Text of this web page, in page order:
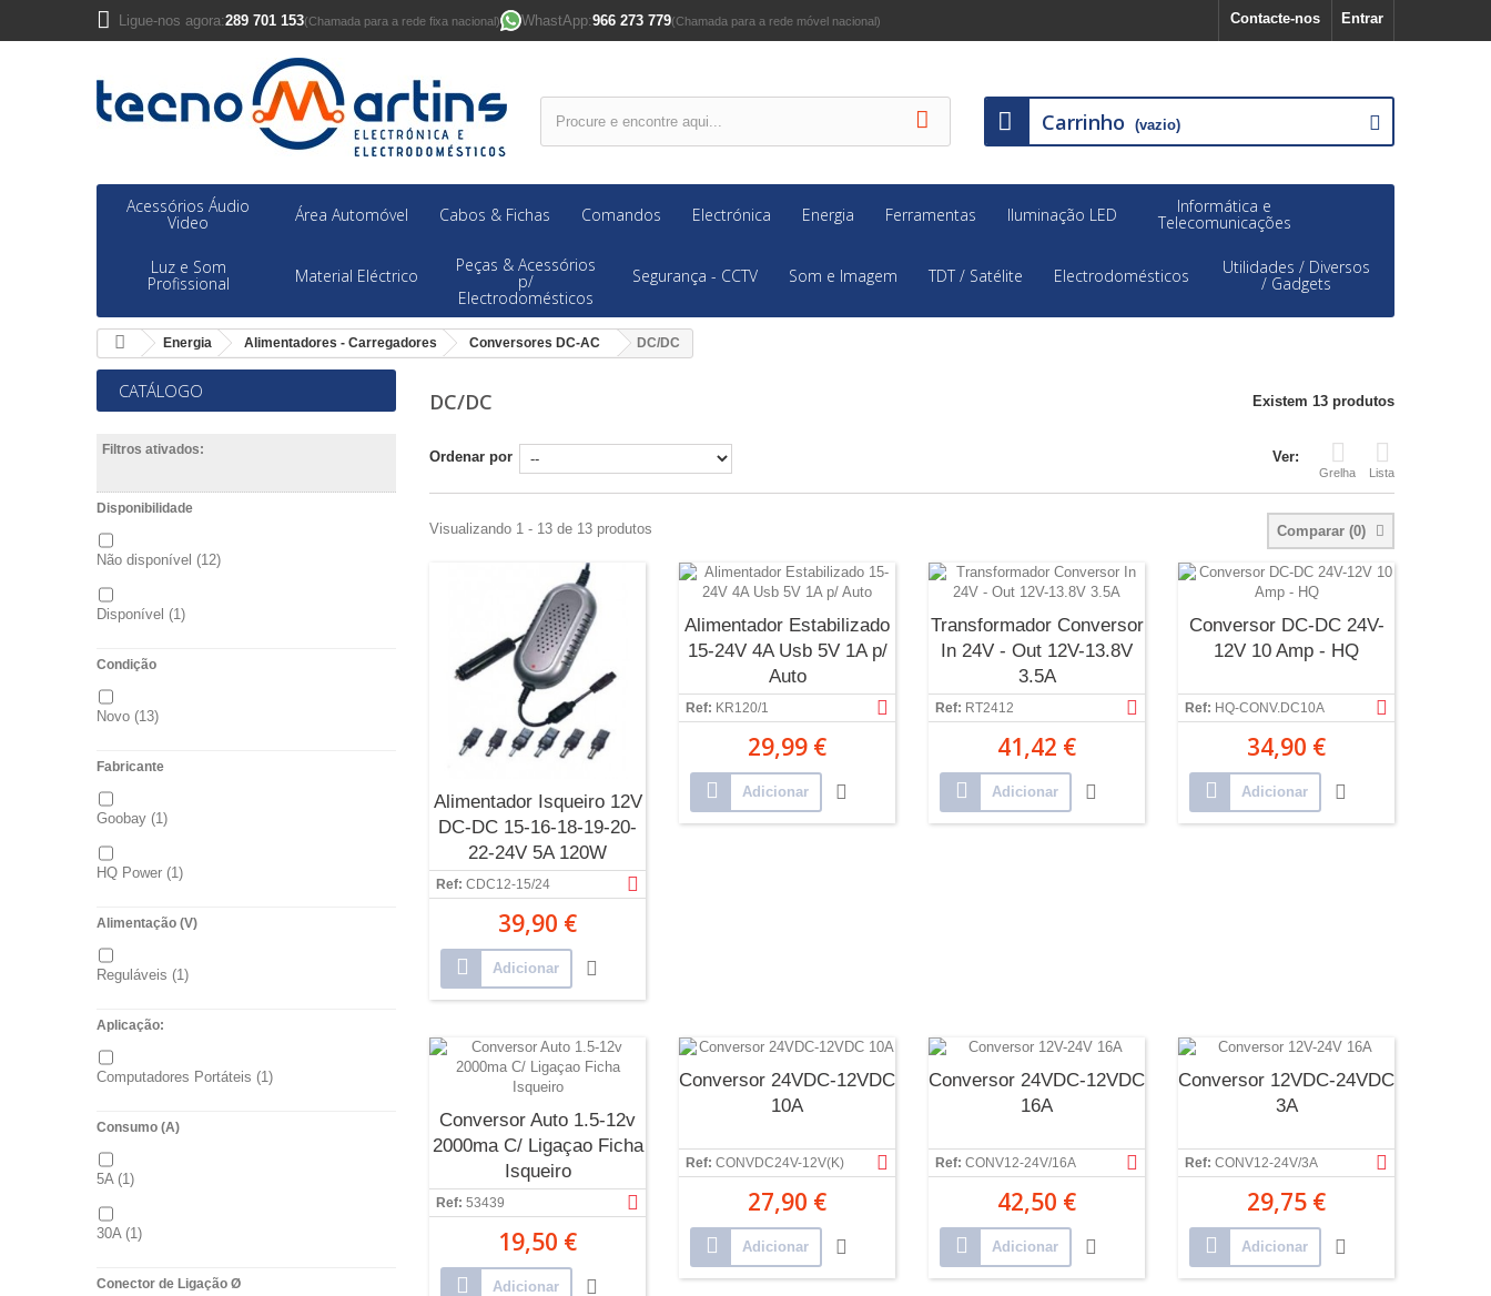
Entrar
Contacte-nos
Ligue-nos agora:289 701 153(Chamada para a rede fixa nacional) WhastApp:966 273 779(Chamada para a rede móvel nacional)
Carrinho (vazio)
Acessórios Áudio
Video Área Automóvel Cabos & Fichas Comandos Electrónica Energia Ferramentas Iluminação LED Informática e
Telecomunicações
Luz e Som
Profissional Material Eléctrico
Peças & Acessórios
p/
Electrodomésticos
Segurança - CCTV Som e Imagem TDT / Satélite Electrodomésticos Utilidades / Diversos
/ Gadgets
Energia Alimentadores - Carregadores Conversores DC-AC DC/DC
CATÁLOGO
Filtros ativados:
Disponibilidade
Não disponível (12)
Disponível (1)
Condição
Novo (13)
Fabricante
Goobay (1)
HQ Power (1)
Alimentação (V)
Reguláveis (1)
Aplicação:
Computadores Portáteis (1)
Consumo (A)
5A (1)
30A (1)
Conector de Ligação Ø
DC/DC Existem 13 produtos
Ver:
Grelha Lista
Ordenar por
Comparar (0)
Visualizando 1 - 13 de 13 produtos
Alimentador Isqueiro 12V
DC-DC 15-16-18-19-20-
22-24V 5A 120W
Ref: CDC12-15/24
39,90 €
Adicionar
Alimentador Estabilizado
15-24V 4A Usb 5V 1A p/
Auto
Ref: KR120/1
29,99 €
Adicionar
Transformador Conversor
In 24V - Out 12V-13.8V
3.5A
Ref: RT2412
41,42 €
Adicionar
Conversor DC-DC 24V-
12V 10 Amp - HQ
Ref: HQ-CONV.DC10A
34,90 €
Adicionar
Conversor Auto 1.5-12v
2000ma C/ Ligaçao Ficha
Isqueiro
Ref: 53439
19,50 €
Adicionar
Conversor 24VDC-12VDC
10A
Ref: CONVDC24V-12V(K)
27,90 €
Adicionar
Conversor 24VDC-12VDC
16A
Ref: CONV12-24V/16A
42,50 €
Adicionar
Conversor 12VDC-24VDC
3A
Ref: CONV12-24V/3A
29,75 €
Adicionar